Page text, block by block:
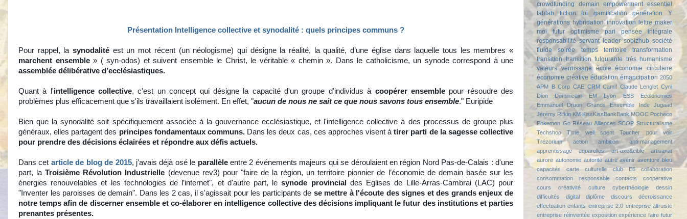
Présentation Intelligence collective et synodalité : quels principes communs ?
Pour rappel, lasynodalité est un mot récent (un néologisme) qui désigne la réalité, la qualité, d’une église dans laquelle tous les membres «
marchent ensemble» ( syn-odos) et suivent ensemble le Christ, le véritable « chemin ». Dans le catholicisme, un synode correspond à une
assemblée délibérative d’ecclésiastiques.
Quant à l'intelligence collective, c'est un concept qui désigne la capacité d'un groupe d'individus à coopérer ensemble pour résoudre des
problèmes plus efficacement que s'ils travaillaient isolément. En effet, "aucun de nous ne sait ce que nous savons tous ensemble." Euripide
Bien que la synodalité soit spécifiquement associée à la gouvernance ecclésiastique, et l'intelligence collective à des processus de groupe plus
généraux, elles partagent des principes fondamentaux communs. Dans les deux cas, ces approches visent àtirer parti de la sagesse collective
pour prendre des décisions éclairées et répondre aux défis actuels.
Dans cet article de blog de 2015, j'avais déjà osé le parallèleentre 2 événements majeurs qui se déroulaient en région Nord Pas-de-Calais : d'une
part, laTroisième Révolution Industrielle (devenue rev3) pour "faire de la région, un territoire pionnier de l’économie de demain basée sur les
énergies renouvelables et les technologies de l’internet", et d'autre part, lesynode provincial
des Eglises de Lille-Arras-Cambrai (LAC) pour
"Inventer les paroisses de demain". Dans les 2 cas, il s'agissait pour les participants de se mettre à l'écoute des signes et des grands enjeux de
notre temps afin de discerner ensemble et co-élaborer en intelligence collective des décisions impliquant le futur des institutions et parties
prenantes présentes.
crowdfunding
demain empowerment essentiel
fablab
fiction foi gamification
génération Y
générations hybridation innovation lettre maker
moi futur
optimisme pari
pensée intégrale
responsabilité servant leader sobizhub société
fluide
soirée temps territoire
transformation
transition transition fulgurante très humanisme
valeurs vernissage école économie circulaire
économie créative éducation émancipation 2050
APM
B Corp CAE CRM Camif Claude Lenglet Cyril
Dion
Dominicain EM Lyon ESS
Ecolonomies
Emmanuel Druon
Grands Ensemble Inde
Jugaad
Jérémy Rifkin KM KissKissBankBank MOOC Pocheco
Pokemon Go Réseau Alliances SCOP Structuralisme
Techshop
Time well spent
Toucher pour voir
Trézorium
action ambition
anti-management
apprentissage
aquarelles art-axe&cible
artisanat
aurore autonomie autorité autre avenir aventure bleu
capacités
carte culturelle club E6
collaboration
consommation responsable
contacts
coopérative
cours
créativité culture cyberthéologie
dessin
difficultés
digital diplôme discours
décroissance
effectuation enfants entreprise 2.0 entreprise altruiste
entreprise réinventée exposition expérience faire futur